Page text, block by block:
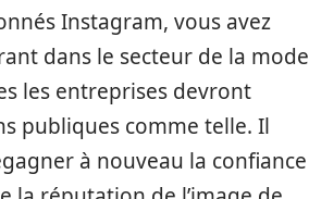
Instagram, vous avez
dans le secteur de la mode
les entreprises devront
publiques comme telle. Il
à nouveau la confiance